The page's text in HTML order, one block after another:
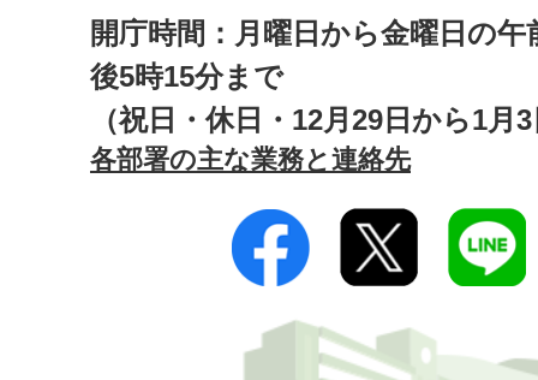
開庁時間：月曜日から金曜日の午
後5時15分まで
（祝日・休日・12月29日から1月
各部署の主な業務と連絡先